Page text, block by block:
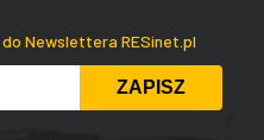
Newslettera RESinet.pl